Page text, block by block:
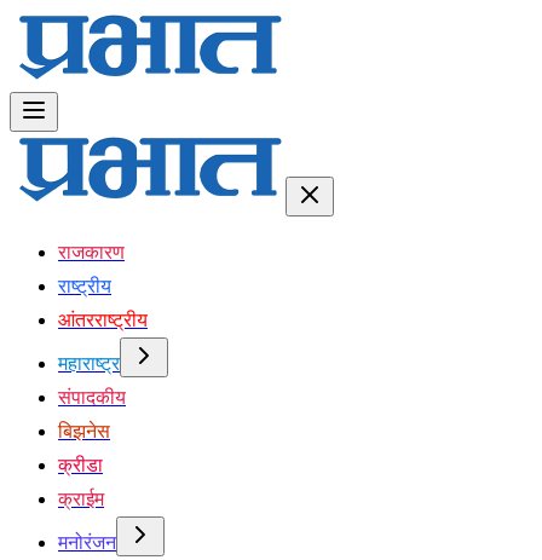
राजकारण
राष्ट्रीय
आंतरराष्ट्रीय
महाराष्ट्र
संपादकीय
बिझनेस
क्रीडा
क्राईम
मनोरंजन